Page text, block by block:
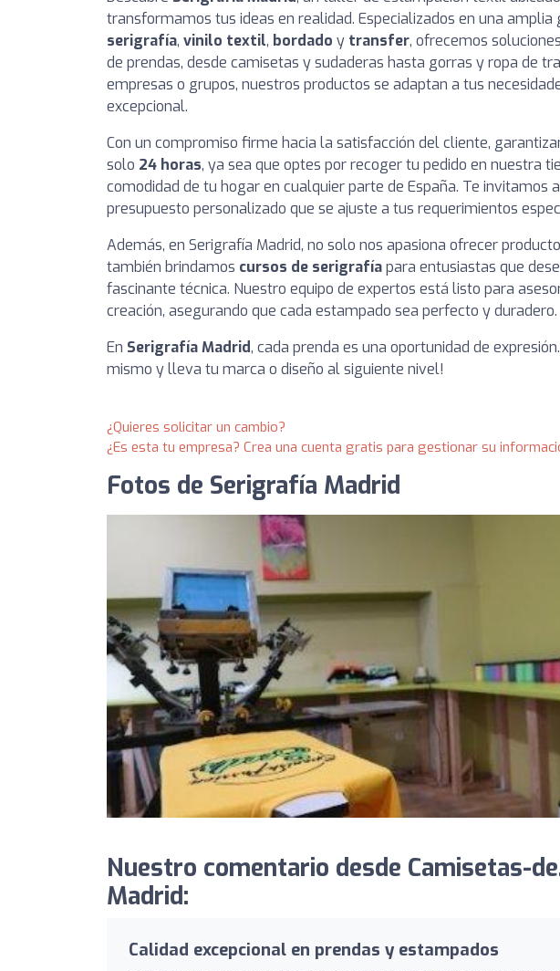
transformamos tus ideas en realidad. Especializados en una amplia
serigrafía, vinilo textil, bordado y transfer, ofrecemos
de prendas, desde camisetas y sudaderas hasta gorras y ropa de
empresas o grupos, nuestros productos se adaptan a tus
excepcional.
Con un compromiso firme hacia la satisfacción del cliente,
solo 24 horas, ya sea que optes por recoger tu pedido en nuestra
comodidad de tu hogar en cualquier parte de España. Te invitamos
presupuesto personalizado que se ajuste a tus requerimientos
Además, en Serigrafía Madrid, no solo nos apasiona ofrecer
también brindamos cursos de serigrafíapara entusiastas que
fascinante técnica. Nuestro equipo de expertos está listo para
creación, asegurando que cada estampado sea perfecto y duradero.
En Serigrafía Madrid, cada prenda es una oportunidad de
mismo y lleva tu marca o diseño al siguiente nivel!
¿Quieres solicitar un cambio?
¿Es esta tu empresa? Crea una cuenta gratis para gestionar su
Fotos de Serigrafía Madrid
Nuestro comentario desde Camisetas-
Madrid:
Calidad excepcional en prendas y estampados